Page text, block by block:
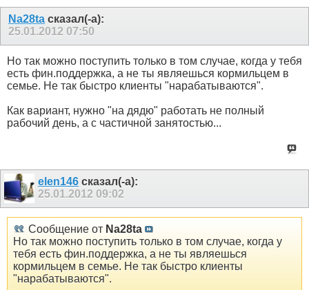
Na28ta сказал(-а):
25.01.2012 07:50
Но так можно поступить только в том случае, когда у тебя
есть фин.поддержка, а не ты являешься кормильцем в
семье. Не так быстро клиенты "нарабатываются".
Как вариант, нужно "на дядю" работать не полный
рабочий день, а с частичной занятостью...
elen146 сказал(-а):
25.01.2012 09:02
Сообщение от Na28ta
Но так можно поступить только в том случае, когда у
тебя есть фин.поддержка, а не ты являешься
кормильцем в семье. Не так быстро клиенты
"нарабатываются".